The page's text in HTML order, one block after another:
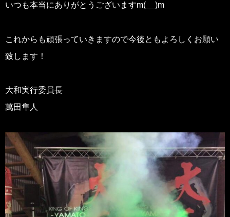
いつも本当にありがとうございますm(__)m
これからも頑張っていきますので今後ともよろしくお願い
致します！
大和実行委員長
萬田隼人